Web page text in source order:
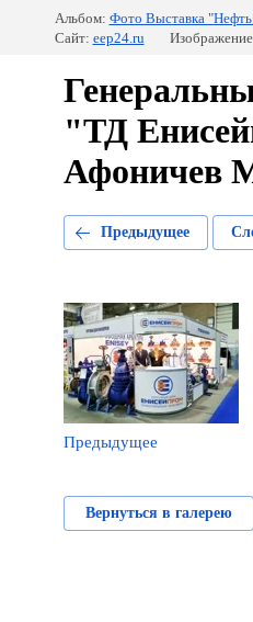
Альбом: Фото Выставка
Сайт: eep24.ru
"ТД
Афоничев
Предыдущее
Предыдущее
Вернуться в галерею